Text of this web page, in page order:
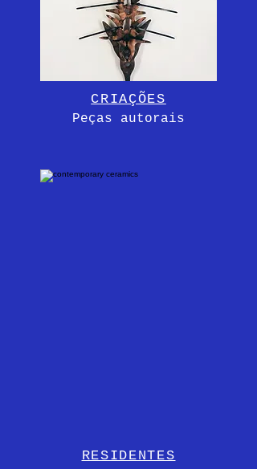
CRIAÇÕES
Peças autorais
RESIDENTES